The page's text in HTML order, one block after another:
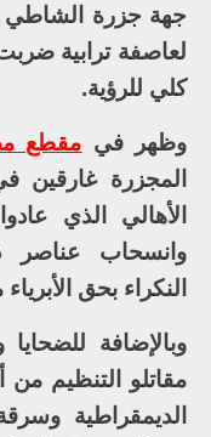
جهة جزرة الشاطي
لعاصفة ترابية
كلي للرؤية.
وظهر في مقطع
المجزرة
الأهالي الذي
وانسحاب عناصر
النكراء بحق
وبالإضافة
مقاتلو التنظيم
الديمقراطية